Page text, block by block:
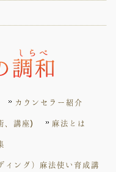
カウンセラー紹介
、講座) 麻法とは
ィング）麻法使い育成講